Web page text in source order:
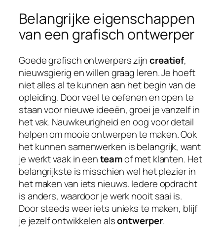
Belangrijke eigenschappen
van een grafisch ontwerper
Goede grafisch ontwerpers zijncreatief,
nieuwsgierig en willen graag leren. Je hoeft
niet alles al te kunnen aan het begin van de
opleiding. Door veel te oefenen en open te
staan voor nieuwe ideeën, groei je vanzelf in
het vak. Nauwkeurigheid en oog voor detail
helpen om mooie ontwerpen te maken. Ook
het kunnen samenwerken is belangrijk, want
je werkt vaak in eenteamof met klanten. Het
belangrijkste is misschien wel het plezier in
het maken van iets nieuws. Iedere opdracht
is anders, waardoor je werk nooit saai is.
Door steeds weer iets unieks te maken, blijf
je jezelf ontwikkelen alsontwerper.